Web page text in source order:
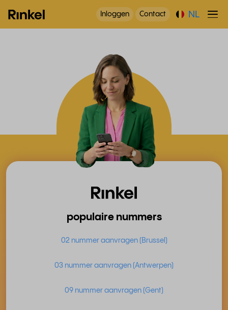
Inloggen Contact NL
populaire nummers
02 nummer aanvragen (Brussel)
03 nummer aanvragen (Antwerpen)
09 nummer aanvragen (Gent)